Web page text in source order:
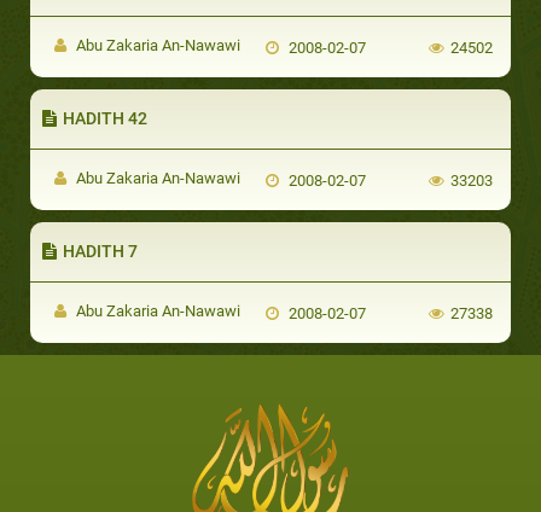
Abu Zakaria An-Nawawi 2008-02-07 24502
HADITH 42
Abu Zakaria An-Nawawi 2008-02-07 33203
HADITH 7
Abu Zakaria An-Nawawi 2008-02-07 27338